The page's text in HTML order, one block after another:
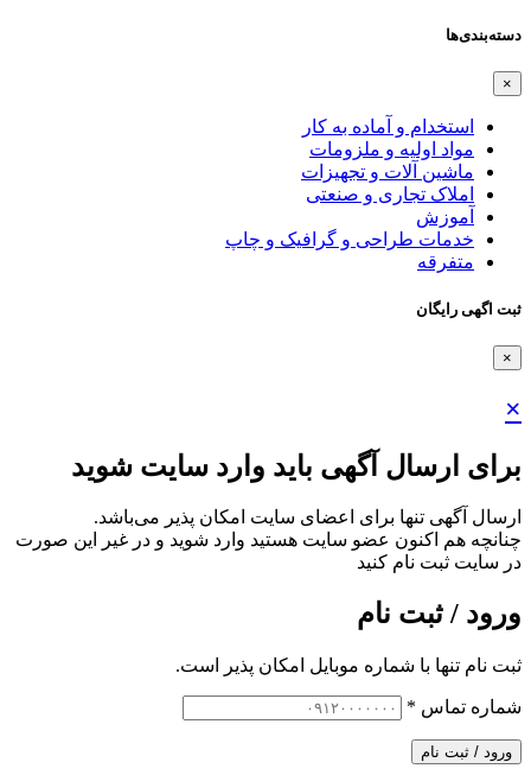
دسته‌بندی‌ها
×
استخدام و آماده به کار
مواد اولیه و ملزومات
ماشین آلات و تجهیزات
املاک تجاری و صنعتی
آموزش
خدمات طراحی و گرافیک و چاپ
متفرقه
ثبت اگهی رایگان
×
×
برای ارسال آگهی باید وارد سایت شوید
ارسال آگهی تنها برای اعضای سایت امکان پذیر می‌باشد.
چنانچه هم‌ اکنون عضو سایت هستید وارد شوید و در غیر این صورت
در سایت ثبت نام کنید
ورود / ثبت نام
ثبت نام تنها با شماره موبایل امکان پذیر است.
شماره تماس *
ورود / ثبت نام